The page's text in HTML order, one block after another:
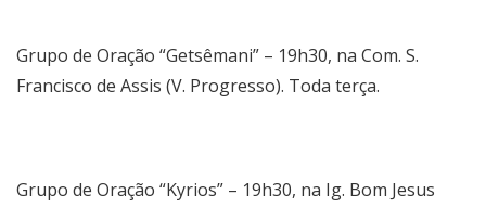
Grupo de Oração “Getsêmani” – 19h30, na Com. S.
Francisco de Assis (V. Progresso). Toda terça.
Grupo de Oração “Kyrios” – 19h30, na Ig. Bom Jesus